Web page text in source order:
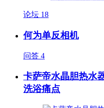
论坛 18
何为单反相机
问答 4
卡萨帝水晶胆热水
洗浴痛点